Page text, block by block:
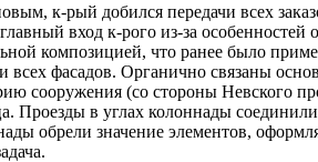
к-рый добился передачи всех
вход к-рого из-за
композицией, что ранее было
фасадов. Органично связаны
сооружения (со стороны Невского
Проезды в углах колоннады
обрели значение элементов,